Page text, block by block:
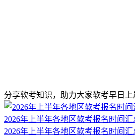
分享软考知识，助力大家软考早日上
2026年上半年各地区软考报名时间汇
2026年上半年各地区软考报名时间汇